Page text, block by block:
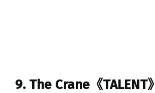
9. The Crane《TALENT》